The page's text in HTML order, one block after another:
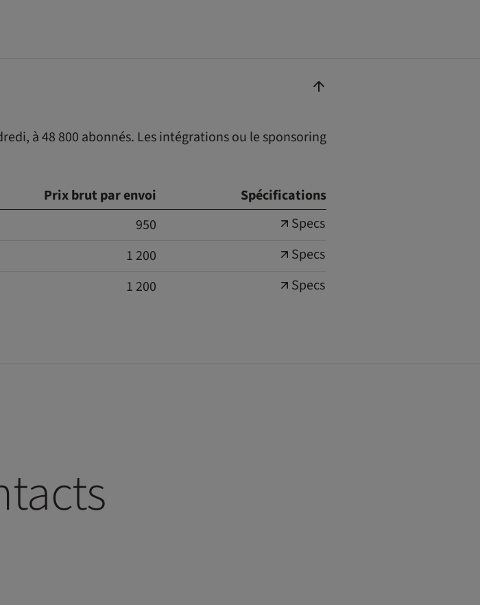
à 48 800 abonnés. Les intégrations ou le sponsoring
Prix brut par envoi
Spécifications
950
Specs
1 200
Specs
1 200 Specs